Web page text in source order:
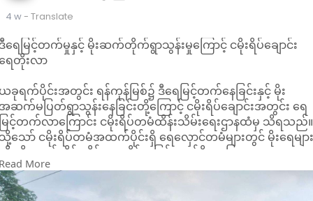
4 w- Translate
ရေမြင့်တက်မှုနှင့် မိုးဆက်တိုက်ရွာသွန်းမှုကြောင့် ငမိုးရိပ်ချောင်း
ေတိုးလာ
ခုရက်ပိုင်းအတွင်း ရန်ကုန်မြစ်၌ ဒီရေမြင့်တက်နေခြင်းနှင့် မိုး
ဆက်မပြတ်ရွာသွန်းနေခြင်းတို့ကြောင့် ငမိုးရိပ်ချောင်းအတွင်း ရေ
ြင့်တက်လာကြောင်း ငမိုးရိပ်တမံထိန်းသိမ်းရေးဌာနထံမှ သိရသည်။
သော် ငမိုးရိပ်တမံအထက်ပိုင်းရှိ ရေလှောင်တမံများတွင် မိုးရေမျာ
သိုလှောင်ထိန်းသိမ်းထားနိုင်သဖြင့် လက်ရှိအခြေအနေအရ
ေကြီးမှုဆိုးဆိုးရွားရွား ဖြစ်ပေါ်နိုင်ခြေ မရှိသေးကြောင်း ဆို သည်။
နေ့ ဇူလိုင် ၁၃ ရက် တိုင်းတာချက်များအရ ငမိုးရိပ်ရေလှောင်
More